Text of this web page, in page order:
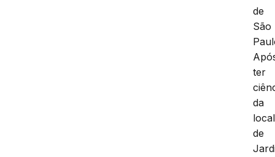
de
São
ter
da
de